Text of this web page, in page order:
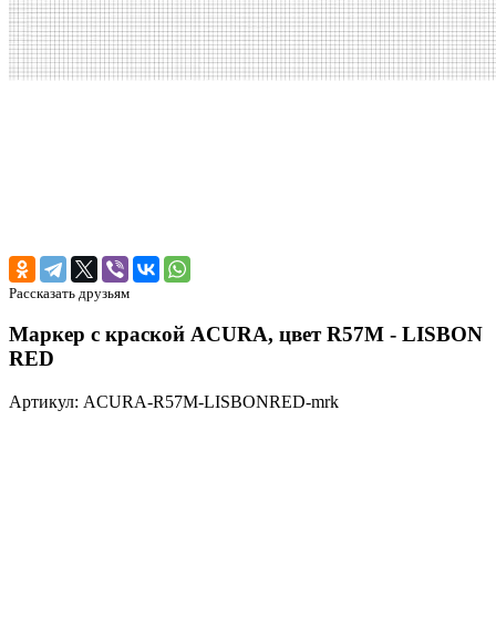
Рассказать друзьям
Маркер с краской ACURA, цвет R57M - LISBON
RED
Артикул: ACURA-R57M-LISBONRED-mrk